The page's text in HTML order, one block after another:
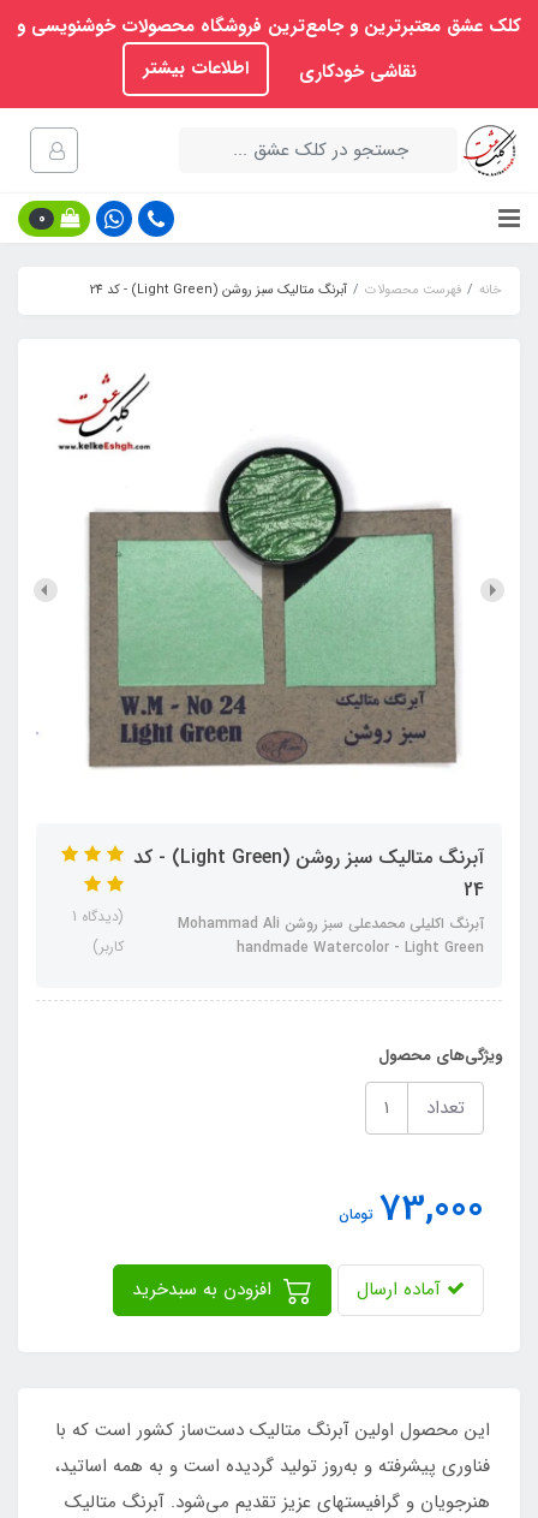
کلک عشق معتبرترین و جامع‌ترین فروشگاه محصولات خوشنویسی و
نقاشی خودکاری
اطلاعات بیشتر
0
خانه فهرست محصولات آبرنگ متالیک سبز روشن (Light Green) - کد 24
آبرنگ متالیک سبز روشن (Light Green) - کد
24
آبرنگ اکلیلی محمدعلی سبز روشن Mohammad Ali
handmade Watercolor - Light Green
(دیدگاه 1
کاربر)
ویژگی‌های محصول
تعداد
73,000 تومان
آماده ارسال
این محصول اولین آبرنگ متالیک دست‌ساز کشور است که با
فناوری پیشرفته و به‌روز تولید گردیده است و به همه اساتید،
هنرجویان و گرافیستهای عزیز تقدیم می‌شود. آبرنگ متالیک